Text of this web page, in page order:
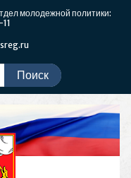
молодежной политики: